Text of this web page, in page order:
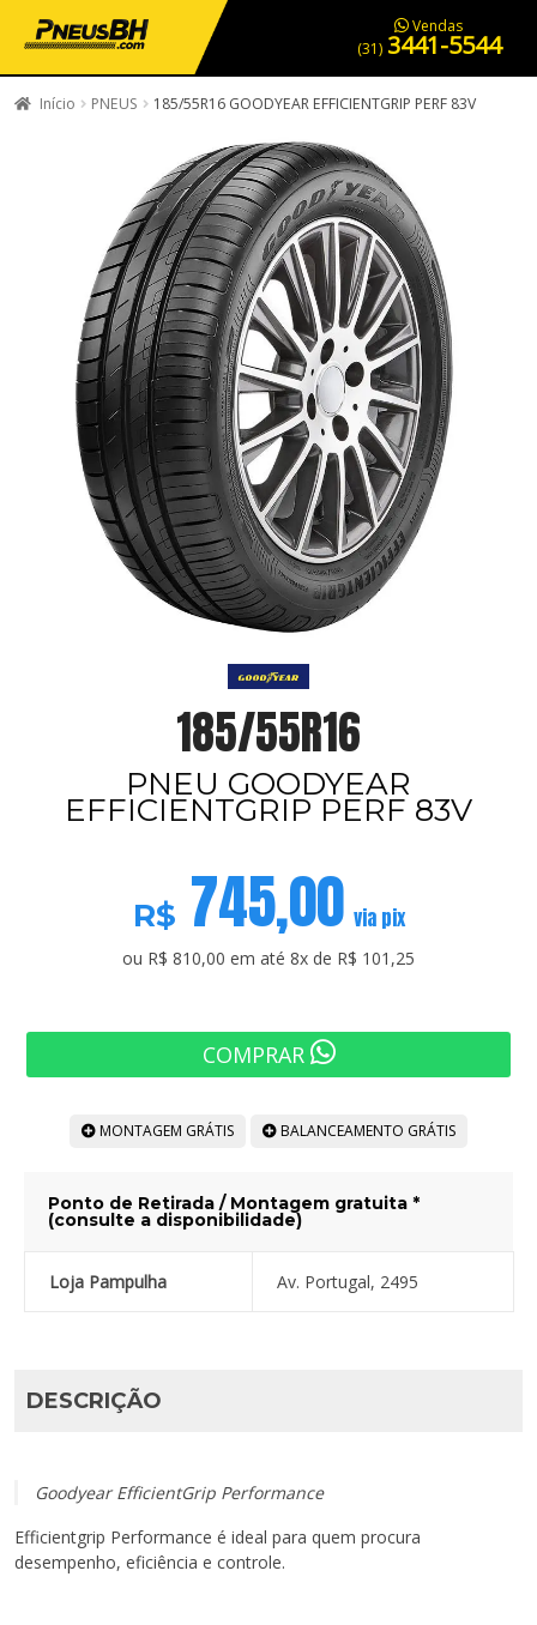
PNEUS EM OFERTA SERVIÇOS AUTOMOTIVOS NOSSA LOJA
Vendas
(31) 3441-5544
Início PNEUS 185/55R16 GOODYEAR EFFICIENTGRIP PERF 83V
185/55R16
PNEU GOODYEAR
EFFICIENTGRIP PERF 83V
R$ 745,00via pix
ou R$ 810,00 em até 8x de R$ 101,25
COMPRAR
MONTAGEM GRÁTIS BALANCEAMENTO GRÁTIS
Ponto de Retirada / Montagem gratuita *
(consulte a disponibilidade)
Loja Pampulha Av. Portugal, 2495
DESCRIÇÃO
Goodyear EfficientGrip Performance
Efficientgrip Performance é ideal para quem procura
desempenho, eficiência e controle.